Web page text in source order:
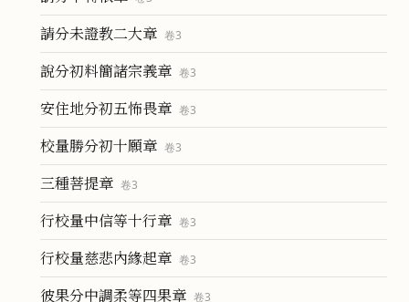
請分未證教二大章 卷3
說分初料簡諸宗義章 卷3
安住地分初五怖畏章 卷3
校量勝分初十願章 卷3
三種菩提章 卷3
行校量中信等十行章 卷3
行校量慈悲內緣起章 卷3
彼果分中調柔等四果章 卷3